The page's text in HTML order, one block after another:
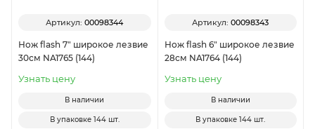
Артикул:00098344
Нож flash 7" широкое лезвие
30см NA1765 (144)
Узнать цену
В наличии
В упаковке 144 шт.
Артикул:00098343
Нож flash 6" широкое лезвие
28см NA1764 (144)
Узнать цену
В наличии
В упаковке144 шт.